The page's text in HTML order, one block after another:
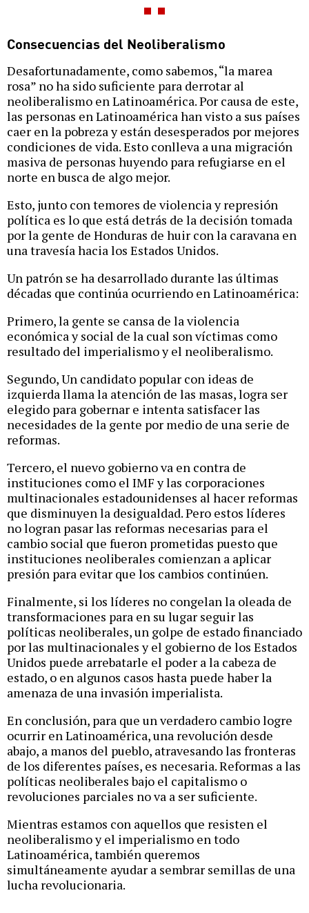
Consecuencias del Neoliberalismo
Desafortunadamente, como sabemos, “la marea
rosa” no ha sido suficiente para derrotar al
neoliberalismo en Latinoamérica. Por causa de este,
las personas en Latinoamérica han visto a sus países
caer en la pobreza y están desesperados por mejores
condiciones de vida. Esto conlleva a una migración
masiva de personas huyendo para refugiarse en el
norte en busca de algo mejor.
Esto, junto con temores de violencia y represión
política es lo que está detrás de la decisión tomada
por la gente de Honduras de huir con la caravana en
una travesía hacia los Estados Unidos.
Un patrón se ha desarrollado durante las últimas
décadas que continúa ocurriendo en Latinoamérica:
Primero, la gente se cansa de la violencia
económica y social de la cual son víctimas como
resultado del imperialismo y el neoliberalismo.
Segundo, Un candidato popular con ideas de
izquierda llama la atención de las masas, logra ser
elegido para gobernar e intenta satisfacer las
necesidades de la gente por medio de una serie de
reformas.
Tercero, el nuevo gobierno va en contra de
instituciones como el IMF y las corporaciones
multinacionales estadounidenses al hacer reformas
que disminuyen la desigualdad. Pero estos líderes
no logran pasar las reformas necesarias para el
cambio social que fueron prometidas puesto que
instituciones neoliberales comienzan a aplicar
presión para evitar que los cambios continúen.
Finalmente, si los líderes no congelan la oleada de
transformaciones para en su lugar seguir las
políticas neoliberales, un golpe de estado financiado
por las multinacionales y el gobierno de los Estados
Unidos puede arrebatarle el poder a la cabeza de
estado, o en algunos casos hasta puede haber la
amenaza de una invasión imperialista.
En conclusión, para que un verdadero cambio logre
ocurrir en Latinoamérica, una revolución desde
abajo, a manos del pueblo, atravesando las fronteras
de los diferentes países, es necesaria. Reformas a las
políticas neoliberales bajo el capitalismo o
revoluciones parciales no va a ser suficiente.
Mientras estamos con aquellos que resisten el
neoliberalismo y el imperialismo en todo
Latinoamérica, también queremos
simultáneamente ayudar a sembrar semillas de una
lucha revolucionaria.